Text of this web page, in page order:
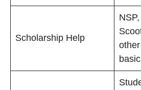
Scholarship Help